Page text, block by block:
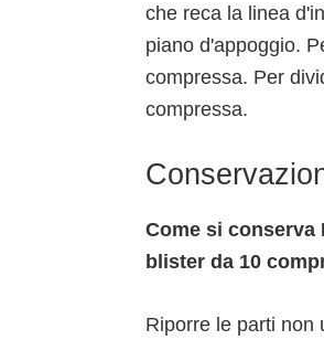
che reca la linea
piano d'appoggio.
compressa. Per
compressa.
Come si conserva
blister da 10
Riporre le parti non